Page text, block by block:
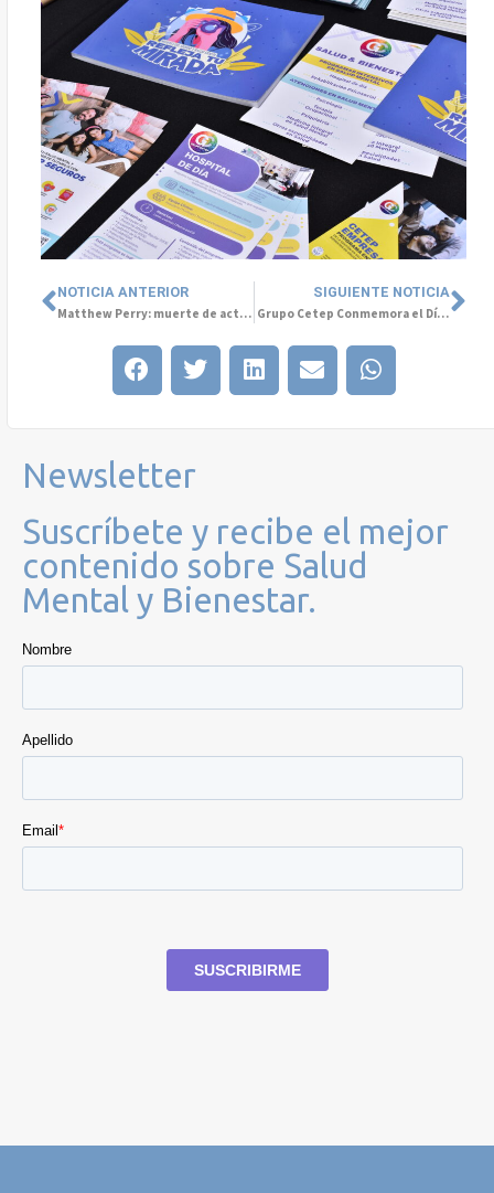
NOTICIA ANTERIOR
Matthew Perry: muerte de actor de Friends nos permite hablar de adicciones y Salud Mental
SIGUIENTE NOTICIA
Grupo Cetep Conmemora el Día Internacional de la Eliminación de la Violencia contra la Mujer de la mano con Seremi Mujer y Equidad de Género en Valparaíso
Newsletter
Suscríbete y recibe el mejor
contenido sobre Salud
Mental y Bienestar.